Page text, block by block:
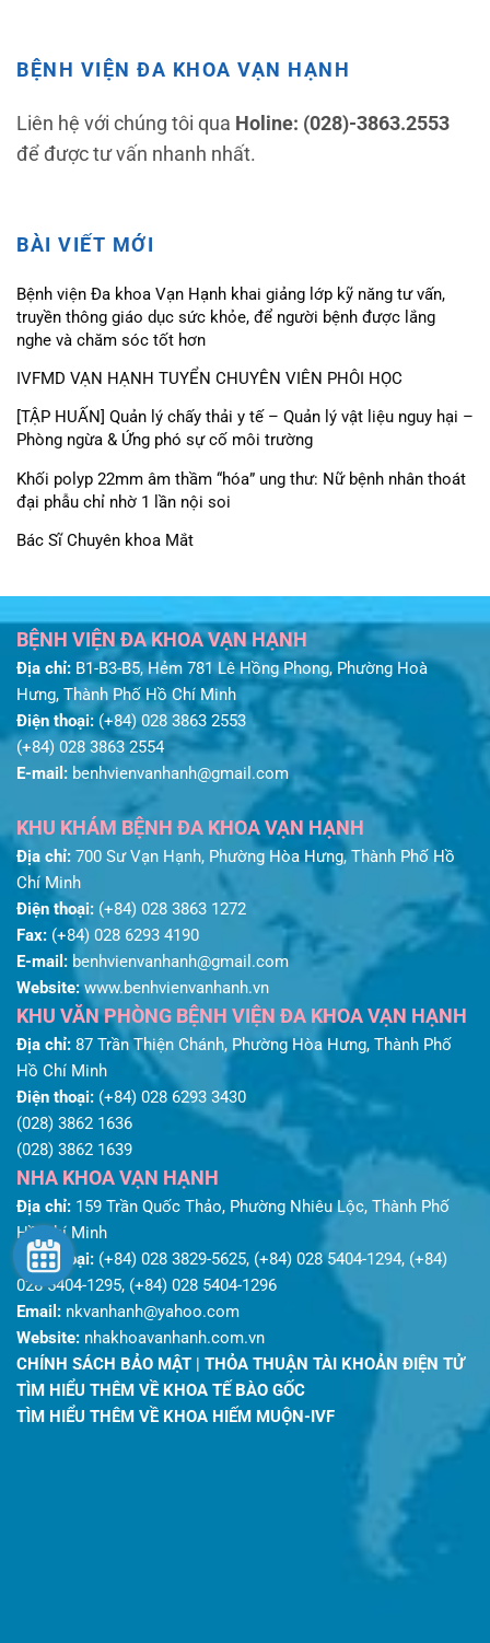
BỆNH VIỆN ĐA KHOA VẠN HẠNH
Liên hệ với chúng tôi qua Holine: (028)-3863.2553
để được tư vấn nhanh nhất.
BÀI VIẾT MỚI
Bệnh viện Đa khoa Vạn Hạnh khai giảng lớp kỹ năng tư vấn,
truyền thông giáo dục sức khỏe, để người bệnh được lắng
nghe và chăm sóc tốt hơn
IVFMD VẠN HẠNH TUYỂN CHUYÊN VIÊN PHÔI HỌC
[TẬP HUẤN] Quản lý chấy thải y tế – Quản lý vật liệu nguy hại –
Phòng ngừa & Ứng phó sự cố môi trường
Khối polyp 22mm âm thầm “hóa” ung thư: Nữ bệnh nhân thoát
đại phẫu chỉ nhờ 1 lần nội soi
Bác Sĩ Chuyên khoa Mắt
BỆNH VIỆN ĐA KHOA VẠN HẠNH
Địa chỉ: B1-B3-B5, Hẻm 781 Lê Hồng Phong, Phường Hoà
Hưng, Thành Phố Hồ Chí Minh
Điện thoại: (+84) 028 3863 2553
(+84) 028 3863 2554
E-mail: benhvienvanhanh@gmail.com
KHU KHÁM BỆNH ĐA KHOA VẠN HẠNH
Địa chỉ: 700 Sư Vạn Hạnh, Phường Hòa Hưng, Thành Phố Hồ
Chí Minh
Điện thoại: (+84) 028 3863 1272
Fax: (+84) 028 6293 4190
E-mail: benhvienvanhanh@gmail.com
Website:www.benhvienvanhanh.vn
KHU VĂN PHÒNG BỆNH VIỆN ĐA KHOA VẠN HẠNH
Địa chỉ: 87 Trần Thiện Chánh, Phường Hòa Hưng, Thành Phố
Hồ Chí Minh
Điện thoại: (+84) 028 6293 3430
(028) 3862 1636
(028) 3862 1639
NHA KHOA VẠN HẠNH
Địa chỉ: 159 Trần Quốc Thảo, Phường Nhiêu Lộc, Thành Phố
Hồ Chí Minh
Điện thoại: (+84) 028 3829-5625, (+84) 028 5404-1294, (+84)
028 5404-1295, (+84) 028 5404-1296
Email: nkvanhanh@yahoo.com
Website: nhakhoavanhanh.com.vn
CHÍNH SÁCH BẢO MẬT | THỎA THUẬN TÀI KHOẢN ĐIỆN TỬ
TÌM HIỂU THÊM VỀ KHOA TẾ BÀO GỐC
TÌM HIỂU THÊM VỀ KHOA HIẾM MUỘN-IVF